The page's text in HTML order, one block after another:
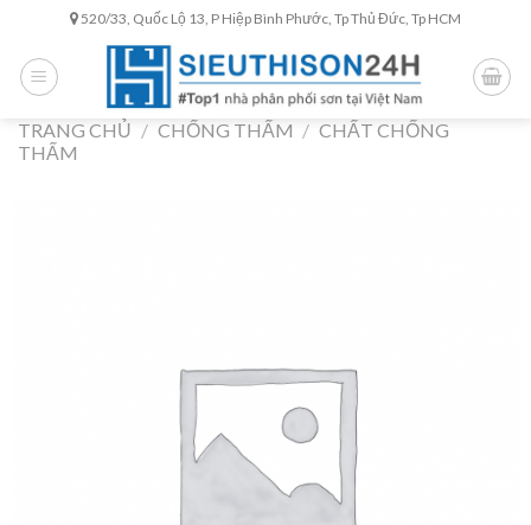
content
520/33, Quốc Lộ 13, P Hiệp Bình Phước, Tp Thủ Đức, Tp HCM
TRANG CHỦ / CHỐNG THẤM / CHẤT CHỐNG
THẤM